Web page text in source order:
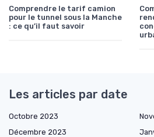
Comprendre le tarif camion
pour le tunnel sous la Manche
: ce qu’il faut savoir
Les articles par date
Octobre 2023
Décembre 2023